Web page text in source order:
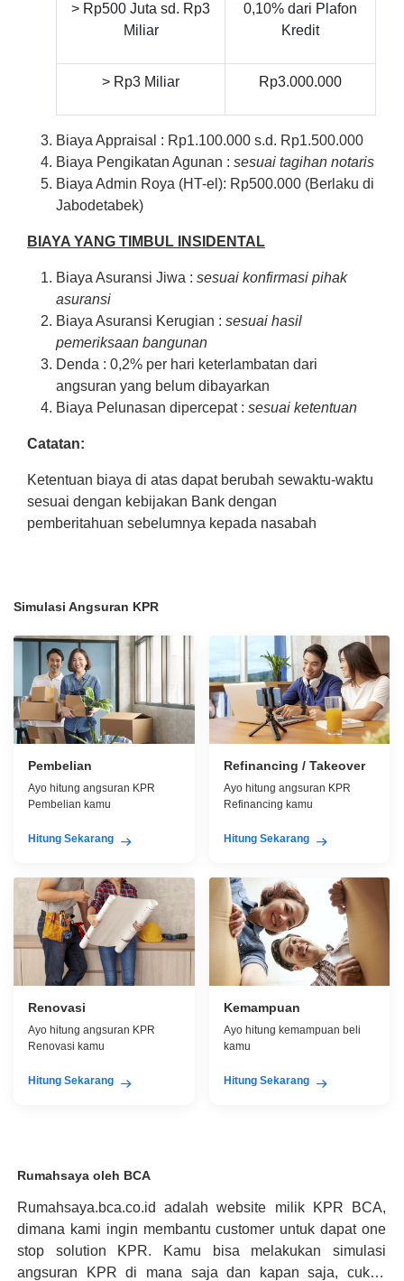
> Rp500 Juta sd. Rp3
Miliar
0,10% dari Plafon
Kredit
> Rp3 Miliar Rp3.000.000
Biaya Appraisal : Rp1.100.000 s.d. Rp1.500.000
Biaya Pengikatan Agunan : sesuai tagihan notaris
Biaya Admin Roya (HT-el): Rp500.000 (Berlaku di
Jabodetabek)
BIAYA YANG TIMBUL INSIDENTAL
Biaya Asuransi Jiwa : sesuai konfirmasi pihak
asuransi
Biaya Asuransi Kerugian : sesuai hasil
pemeriksaan bangunan
Denda : 0,2% per hari keterlambatan dari
angsuran yang belum dibayarkan
Biaya Pelunasan dipercepat : sesuai ketentuan
Catatan:
Ketentuan biaya di atas dapat berubah sewaktu-waktu
sesuai dengan kebijakan Bank dengan
pemberitahuan sebelumnya kepada nasabah
Simulasi Angsuran KPR
Pembelian
Ayo hitung angsuran KPR
Pembelian kamu
Hitung Sekarang
Refinancing / Takeover
Ayo hitung angsuran KPR
Refinancing kamu
Hitung Sekarang
Renovasi
Ayo hitung angsuran KPR
Renovasi kamu
Hitung Sekarang
Kemampuan
Ayo hitung kemampuan beli
kamu
Hitung Sekarang
Rumahsaya oleh BCA
Rumahsaya.bca.co.id adalah website milik KPR BCA,
dimana kami ingin membantu customer untuk dapat one
stop solution KPR. Kamu bisa melakukan simulasi
angsuran KPR di mana saja dan kapan saja, cukup